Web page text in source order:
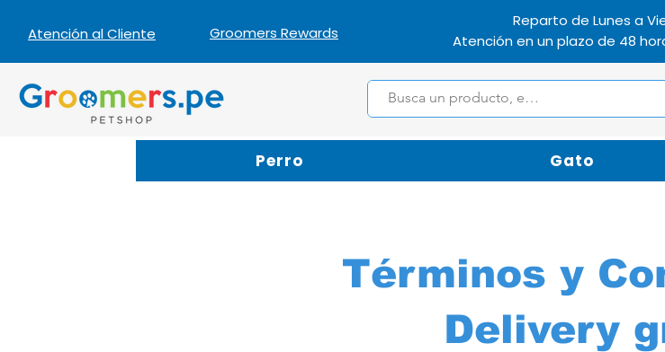
Atención al Cliente Groomers Rewards
Reparto de Lunes a
Atención en un plazo de 48
Perro Gato
Términos y
Delivery